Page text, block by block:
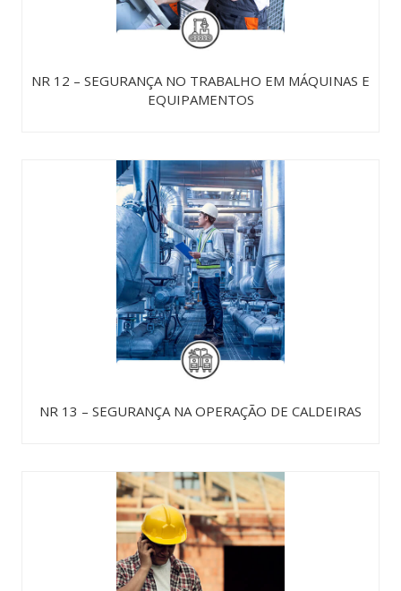
NR 12 – SEGURANÇA NO TRABALHO EM MÁQUINAS E
EQUIPAMENTOS
NR 13 – SEGURANÇA NA OPERAÇÃO DE CALDEIRAS